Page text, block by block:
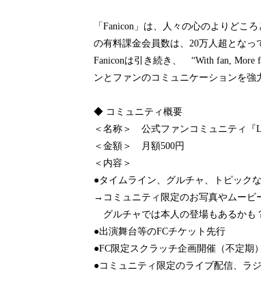
「Fanicon」は、人々の心のよりどこ
の有料課金会員数は、20万人超となっ
Faniconは引き続き、 “With fan,
ンとファンのコミュニケーションを強
◆ コミュニティ概要
＜名称＞ 公式ファンコミュニティ『
＜金額＞ 月額500円
＜内容＞
●タイムライン、グルチャ、トピック
→コミュニティ限定のお写真やムービ
グルチャでは本人の登場もあるかも
●出演舞台等のFCチケット先行
●FC限定スクラッチ企画開催（不定期）
●コミュニティ限定のライブ配信、ラ